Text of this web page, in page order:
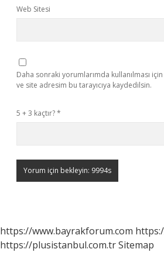
Web Sitesi
Daha sonraki yorumlarımda kullanılması
ve site adresim bu tarayıcıya kaydedilsin.
5 + 3 kaçtır?*
https://www.bayrakforum.com
https://plusistanbul.com.trSitemap